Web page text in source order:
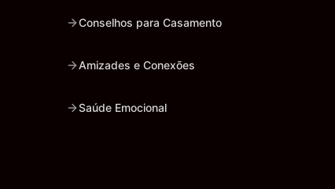
Conselhos para Casamento
Amizades e Conexões
Saúde Emocional